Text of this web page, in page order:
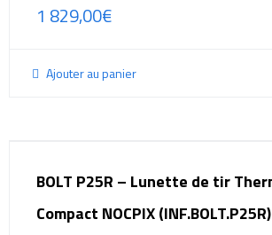
1 829,00€
Ajouter au panier
BOLT P25R – Lunette de tir
Compact NOCPIX (INF.BOLT.P25R)